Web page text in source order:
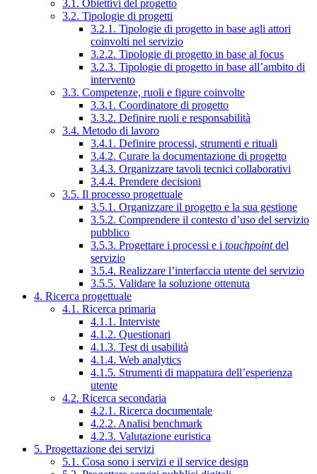
3.1. Obiettivi del progetto
3.2. Tipologie di progetti
3.2.1. Tipologie di progetto in base agli attori
coinvolti nel servizio
3.2.2. Tipologie di progetto in base al focus
3.2.3. Tipologie di progetto in base all’ambito di
intervento
3.3. Competenze, ruoli e figure coinvolte
3.3.1. Coordinatore di progetto
3.3.2. Definire ruoli e responsabilità
3.4. Metodo di lavoro
3.4.1. Definire processi, strumenti e rituali
3.4.2. Curare la documentazione di progetto
3.4.3. Organizzare tavoli tecnici collaborativi
3.4.4. Prendere decisioni
3.5. Il processo progettuale
3.5.1. Organizzare il progetto e la sua gestione
3.5.2. Comprendere il contesto d’uso del servizio
pubblico
3.5.3. Progettare i processi e i touchpointdel
servizio
3.5.4. Realizzare l’interfaccia utente del servizio
3.5.5. Validare la soluzione ottenuta
4. Ricerca progettuale
4.1. Ricerca primaria
4.1.1. Interviste
4.1.2. Questionari
4.1.3. Test di usabilità
4.1.4. Web analytics
4.1.5. Strumenti di mappatura dell’esperienza
utente
4.2. Ricerca secondaria
4.2.1. Ricerca documentale
4.2.2. Analisi benchmark
4.2.3. Valutazione euristica
5. Progettazione dei servizi
5.1. Cosa sono i servizi e il service design